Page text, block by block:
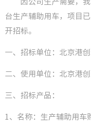
台生产辅助用车，项目
开招标。
一、招标单位：北京港
二、使用单位：北京港
三、招标产品：
1、名称：生产辅助用车